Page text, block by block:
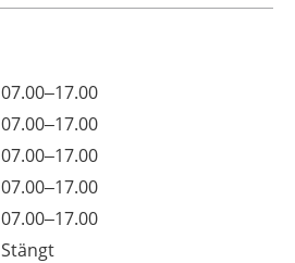
07.00–17.00
07.00–17.00
07.00–17.00
07.00–17.00
07.00–17.00
Stängt